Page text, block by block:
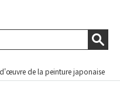
de la peinture japonaise